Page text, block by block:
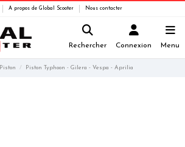
A propos de Global Scooter Nous contacter
Rechercher Connexion Menu
Piston Piston Typhoon - Gilera - Vespa - Aprilia